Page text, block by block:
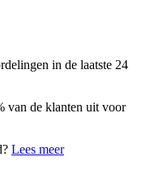
in de laatste 24
van de klanten uit voor
Lees meer